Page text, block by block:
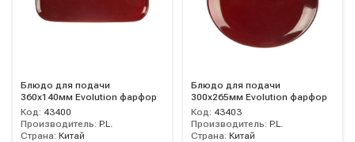
Блюдо для подачи
360х140мм Evolution фарфор
Код: 43400
Производитель: P.L.
Страна: Китай
Блюдо для подачи
300х265мм Evolution фарфор
Код: 43403
Производитель: P.L.
Страна: Китай